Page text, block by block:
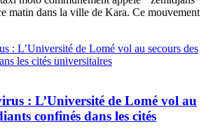
matin dans la ville de Kara. Ce mouvement
: L’Université de Lomé vol au
confinés dans les cités